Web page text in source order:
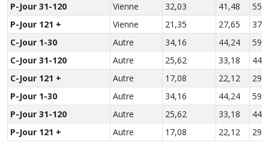
P-Jour 31-120
Vienne 32,03 41,48
P-Jour 121 +
Vienne 21,35 27,65
C-Jour 1-30
Autre 34,16 44,24
C-Jour 31-120
Autre 25,62 33,18
C-Jour 121 +
Autre 17,08 22,12
P-Jour 1-30
Autre 34,16 44,24
P-Jour 31-120
Autre 25,62 33,18
P-Jour 121 +
Autre 17,08 22,12